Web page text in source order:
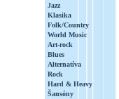
Jazz
Klasika
Folk/Country
World Music
Art-rock
Blues
Alternatíva
Rock
Hard & Heavy
Šansóny